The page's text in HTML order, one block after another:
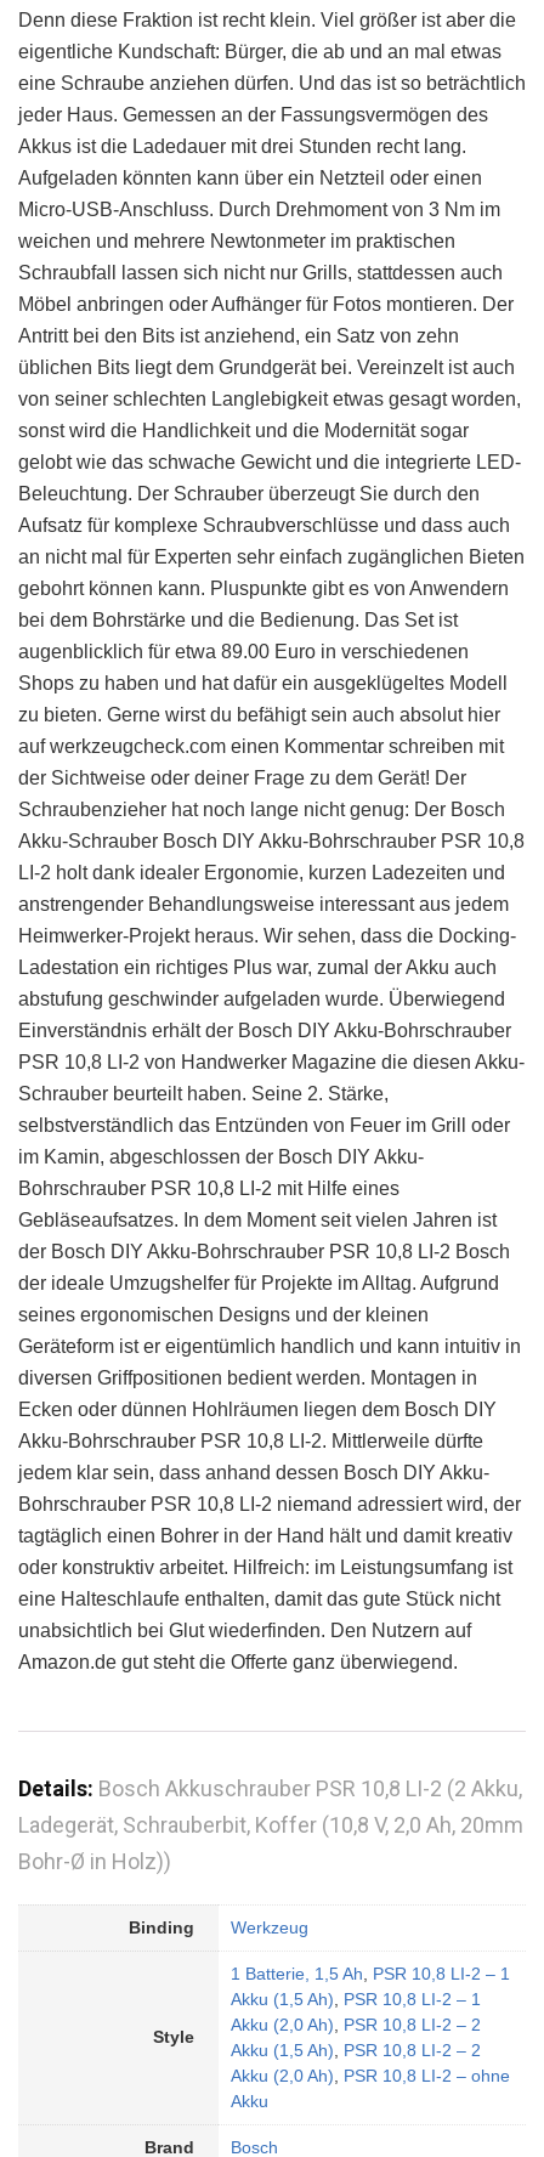
Denn diese Fraktion ist recht klein. Viel größer ist aber die
eigentliche Kundschaft: Bürger, die ab und an mal etwas
eine Schraube anziehen dürfen. Und das ist so beträchtlich
jeder Haus. Gemessen an der Fassungsvermögen des
Akkus ist die Ladedauer mit drei Stunden recht lang.
Aufgeladen könnten kann über ein Netzteil oder einen
Micro-USB-Anschluss. Durch Drehmoment von 3 Nm im
weichen und mehrere Newtonmeter im praktischen
Schraubfall lassen sich nicht nur Grills, stattdessen auch
Möbel anbringen oder Aufhänger für Fotos montieren. Der
Antritt bei den Bits ist anziehend, ein Satz von zehn
üblichen Bits liegt dem Grundgerät bei. Vereinzelt ist auch
von seiner schlechten Langlebigkeit etwas gesagt worden,
sonst wird die Handlichkeit und die Modernität sogar
gelobt wie das schwache Gewicht und die integrierte LED-
Beleuchtung. Der Schrauber überzeugt Sie durch den
Aufsatz für komplexe Schraubverschlüsse und dass auch
an nicht mal für Experten sehr einfach zugänglichen Bieten
gebohrt können kann. Pluspunkte gibt es von Anwendern
bei dem Bohrstärke und die Bedienung. Das Set ist
augenblicklich für etwa 89.00 Euro in verschiedenen
Shops zu haben und hat dafür ein ausgeklügeltes Modell
zu bieten. Gerne wirst du befähigt sein auch absolut hier
auf werkzeugcheck.com einen Kommentar schreiben mit
der Sichtweise oder deiner Frage zu dem Gerät! Der
Schraubenzieher hat noch lange nicht genug: Der Bosch
Akku-Schrauber Bosch DIY Akku-Bohrschrauber PSR 10,8
LI-2 holt dank idealer Ergonomie, kurzen Ladezeiten und
anstrengender Behandlungsweise interessant aus jedem
Heimwerker-Projekt heraus. Wir sehen, dass die Docking-
Ladestation ein richtiges Plus war, zumal der Akku auch
abstufung geschwinder aufgeladen wurde. Überwiegend
Einverständnis erhält der Bosch DIY Akku-Bohrschrauber
PSR 10,8 LI-2 von Handwerker Magazine die diesen Akku-
Schrauber beurteilt haben. Seine 2. Stärke,
selbstverständlich das Entzünden von Feuer im Grill oder
im Kamin, abgeschlossen der Bosch DIY Akku-
Bohrschrauber PSR 10,8 LI-2 mit Hilfe eines
Gebläseaufsatzes. In dem Moment seit vielen Jahren ist
der Bosch DIY Akku-Bohrschrauber PSR 10,8 LI-2 Bosch
der ideale Umzugshelfer für Projekte im Alltag. Aufgrund
seines ergonomischen Designs und der kleinen
Geräteform ist er eigentümlich handlich und kann intuitiv in
diversen Griffpositionen bedient werden. Montagen in
Ecken oder dünnen Hohlräumen liegen dem Bosch DIY
Akku-Bohrschrauber PSR 10,8 LI-2. Mittlerweile dürfte
jedem klar sein, dass anhand dessen Bosch DIY Akku-
Bohrschrauber PSR 10,8 LI-2 niemand adressiert wird, der
tagtäglich einen Bohrer in der Hand hält und damit kreativ
oder konstruktiv arbeitet. Hilfreich: im Leistungsumfang ist
eine Halteschlaufe enthalten, damit das gute Stück nicht
unabsichtlich bei Glut wiederfinden. Den Nutzern auf
Amazon.de gut steht die Offerte ganz überwiegend.
Details: Bosch Akkuschrauber PSR 10,8 LI-2 (2 Akku,
Ladegerät, Schrauberbit, Koffer (10,8 V, 2,0 Ah, 20mm
Bohr-Ø in Holz))
Binding Werkzeug
Style
1 Batterie, 1,5 Ah
PSR 10,8 LI-2 – 1
Akku (1,5 Ah)
PSR 10,8 LI-2 – 1
Akku (2,0 Ah)
PSR 10,8 LI-2 – 2
Akku (1,5 Ah)
PSR 10,8 LI-2 – 2
Akku (2,0 Ah)
PSR 10,8 LI-2 – ohne
Akku
Brand Bosch